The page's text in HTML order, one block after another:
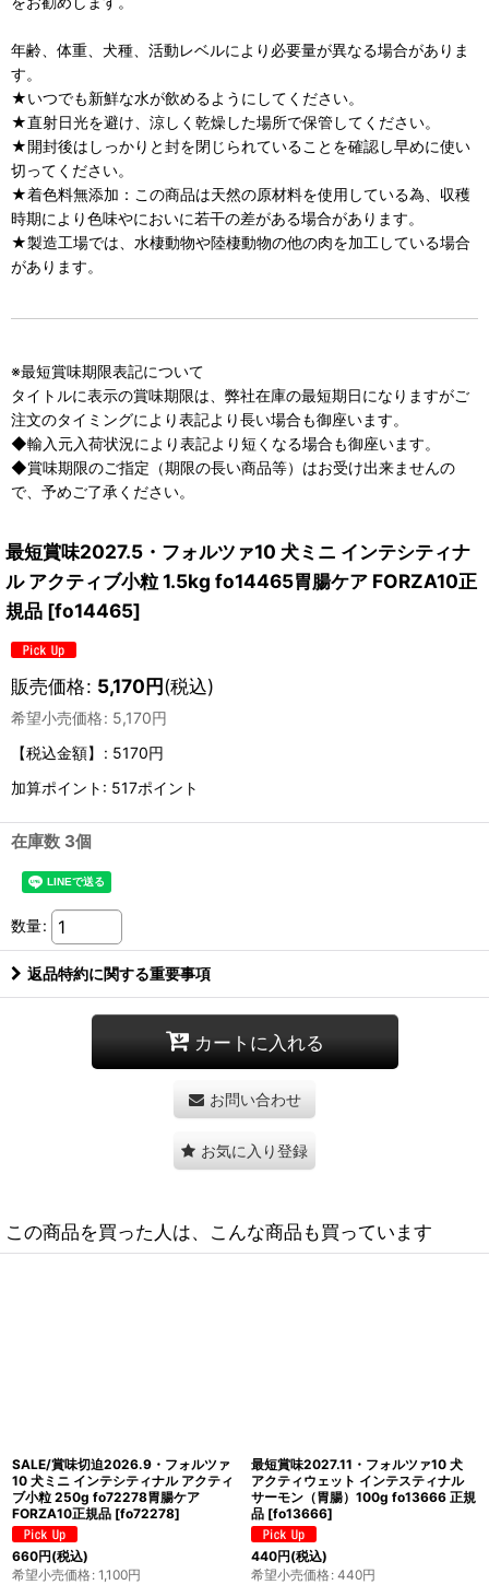
年齢、体重、犬種、活動レベルにより必要量が異なる場合がありま
す。
★いつでも新鮮な水が飲めるようにしてください。
★直射日光を避け、涼しく乾燥した場所で保管してください。
★開封後はしっかりと封を閉じられていることを確認し早めに使い
切ってください。
★着色料無添加：この商品は天然の原材料を使用している為、収穫
時期により色味やにおいに若干の差がある場合があります。
★製造工場では、水棲動物や陸棲動物の他の肉を加工している場合
があります。
※最短賞味期限表記について
タイトルに表示の賞味期限は、弊社在庫の最短期日になりますがご
注文のタイミングにより表記より長い場合も御座います。
◆輸入元入荷状況により表記より短くなる場合も御座います。
◆賞味期限のご指定（期限の長い商品等）はお受け出来ませんの
で、予めご了承ください。
最短賞味2027.5・フォルツァ10 犬ミニ インテシティナ
ル アクティブ小粒 1.5kg fo14465胃腸ケア FORZA10正
規品 [fo14465]
販売価格: 5,170円(税込)
希望小売価格: 5,170円
【税込金額】
: 5170円
加算ポイント: 517ポイント
在庫数 3個
数量:
返品特約に関する重要事項
カートに入れる
お問い合わせ
お気に入り登録
この商品を買った人は、こんな商品も買っています
最短賞味2027.3・フォルツァ10 猫 ウ
リナリー アクティブ1.5kg fo14274成
猫用 尿路結石ケア キャットフード正
規品 [fo14274]
5,720円(税込)
希望小売価格: 5,720円
最短賞味2027.3・フォルツァ10 犬ミ
ニ デルモ アクティブ小粒 1.5kg大袋
fo14441皮膚・被毛ケアFORZA10正
規品 [fo14441
5,170円(税込)
希望小売価格: 5,170円